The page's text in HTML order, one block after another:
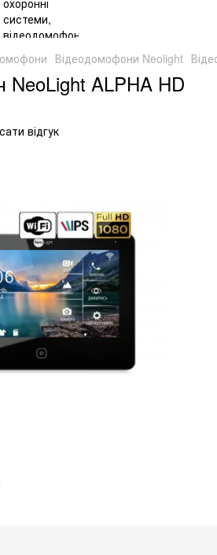
Відеодомофони Neolight
NeoLight ALPHA HD
відгук